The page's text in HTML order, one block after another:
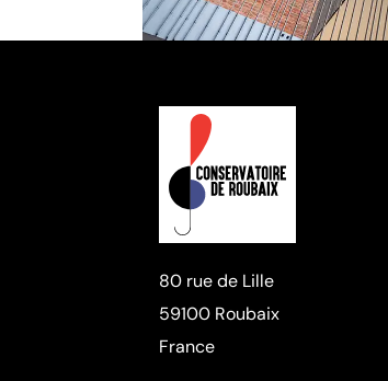
80 rue de Lille
59100 Roubaix
France